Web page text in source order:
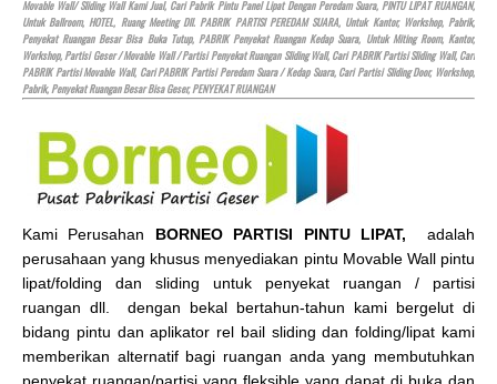
Movable Wall/ Sliding Wall Kami Jual, Cari Pabrik Pintu Panel Lipat Dengan Peredam Suara, PINTU LIPAT RUANGAN,
Untuk Ballroom,HOTEL, Ruang Meeting Dll. PABRIK PARTISI PEREDAM SUARA, Untuk Kantor, Workshop, Pabrik,
Penyekat Ruangan Besar Bisa Buka Tutup, PABRIK Penyekat Ruangan Kedap Suara, Untuk Miting Room, Kantor,
Workshop, Partisi Geser / Movable Wall / Partisi Penyekat Ruangan Sliding Wall, Cari PABRIK Partisi Sliding Wall, Cari
PABRIK Partisi Movable Wall, Cari PABRIK Partisi Peredam Suara / Kedap Suara, Cari Partisi Sliding Door, Workshop,
Pabrik, Penyekat Ruangan Besar Bisa Geser, PENYEKAT RUANGAN
Kami Perusahan BORNEO PARTISI PINTU LIPAT, adalah
perusahaan yang khusus menyediakan pintu Movable Wall pintu
lipat/folding dan sliding untuk penyekat ruangan / partisi
ruangan dll. dengan bekal bertahun-tahun kami bergelut di
bidang pintu dan aplikator rel bail sliding dan folding/lipat kami
memberikan alternatif bagi ruangan anda yang membutuhkan